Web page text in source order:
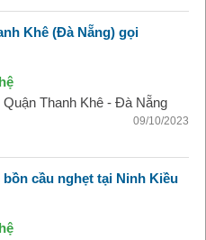
Khê (Đà Nẵng) gọi
Quận Thanh Khê - Đà Nẵng
09/10/2023
bồn cầu nghẹt tại Ninh Kiều